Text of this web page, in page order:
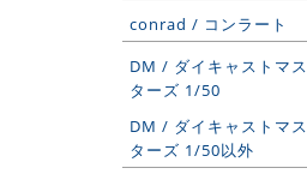
conrad / コンラート
DM / ダイキャストマス
ターズ 1/50
DM / ダイキャストマス
ターズ 1/50以外